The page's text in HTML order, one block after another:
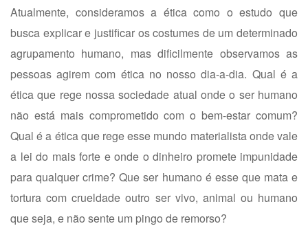
Atualmente, consideramos a ética como o estudo que
busca explicar e justificar os costumes de um determinado
agrupamento humano, mas dificilmente observamos as
pessoas agirem com ética no nosso dia-a-dia. Qual é a
ética que rege nossa sociedade atual onde o ser humano
não está mais comprometido com o bem-estar comum?
Qual é a ética que rege esse mundo materialista onde vale
a lei do mais forte e onde o dinheiro promete impunidade
para qualquer crime? Que ser humano é esse que mata e
tortura com crueldade outro ser vivo, animal ou humano
que seja, e não sente um pingo de remorso?